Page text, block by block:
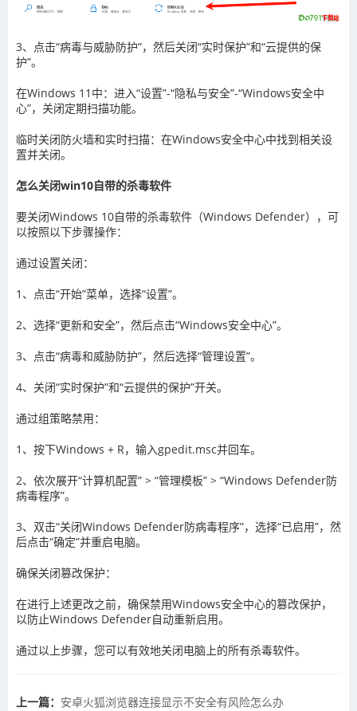
3、点击“病毒与威胁防护”，然后关闭“实时保护”和“云提供的保
护”。
在Windows 11中：进入“设置”-“隐私与安全”-“Windows安全中
心”，关闭定期扫描功能。
临时关闭防火墙和实时扫描：在Windows安全中心中找到相关设
置并关闭。
怎么关闭win10自带的杀毒软件
要关闭Windows 10自带的杀毒软件（Windows Defender），可
以按照以下步骤操作：
通过设置关闭：
1、点击“开始”菜单，选择“设置”。
2、选择“更新和安全”，然后点击“Windows安全中心”。
3、点击“病毒和威胁防护”，然后选择“管理设置”。
4、关闭“实时保护”和“云提供的保护”开关。
通过组策略禁用：
1、按下Windows + R，输入gpedit.msc并回车。
2、依次展开“计算机配置” > “管理模板” > “Windows Defender防
病毒程序”。
3、双击“关闭Windows Defender防病毒程序”，选择“已启用”，然
后点击“确定”并重启电脑。
确保关闭篡改保护：
在进行上述更改之前，确保禁用Windows安全中心的篡改保护，
以防止Windows Defender自动重新启用。
通过以上步骤，您可以有效地关闭电脑上的所有杀毒软件。
上一篇： 安卓火狐浏览器连接显示不安全有风险怎么办